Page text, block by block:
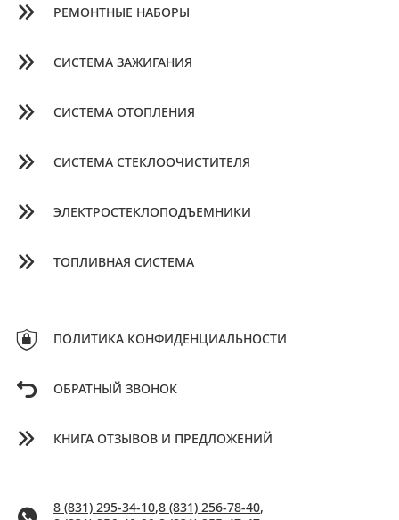
РЕМОНТНЫЕ НАБОРЫ
СИСТЕМА ЗАЖИГАНИЯ
СИСТЕМА ОТОПЛЕНИЯ
СИСТЕМА СТЕКЛООЧИСТИТЕЛЯ
ЭЛЕКТРОСТЕКЛОПОДЪЕМНИКИ
ТОПЛИВНАЯ СИСТЕМА
ПОЛИТИКА КОНФИДЕНЦИАЛЬНОСТИ
ОБРАТНЫЙ ЗВОНОК
КНИГА ОТЗЫВОВ И ПРЕДЛОЖЕНИЙ
8 (831) 295-34-10,8 (831) 256-78-40,